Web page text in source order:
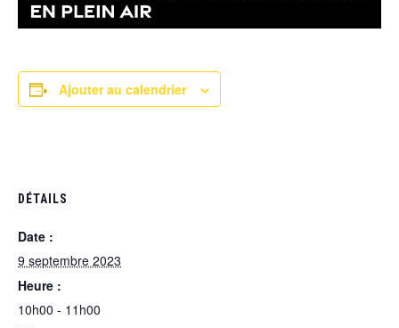
Ajouter au calendrier
DÉTAILS
Date :
9 septembre 2023
Heure :
10h00 - 11h00